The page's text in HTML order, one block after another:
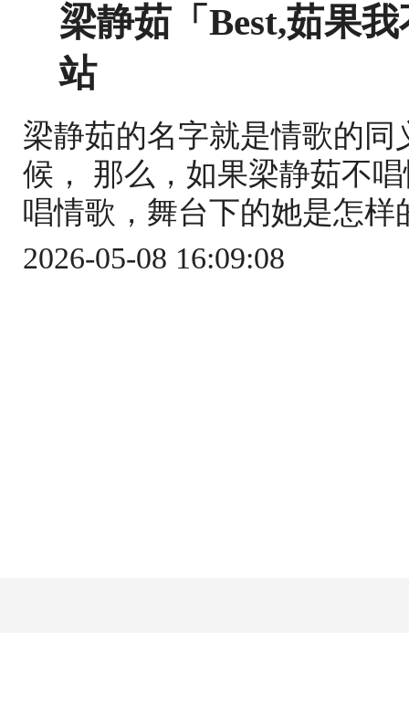
梁静茹「Best,茹果
站
梁静茹的名字就是情歌的
候， 那么，如果梁静茹不
唱情歌，舞台下的她是怎
2026-05-08 16:09:08